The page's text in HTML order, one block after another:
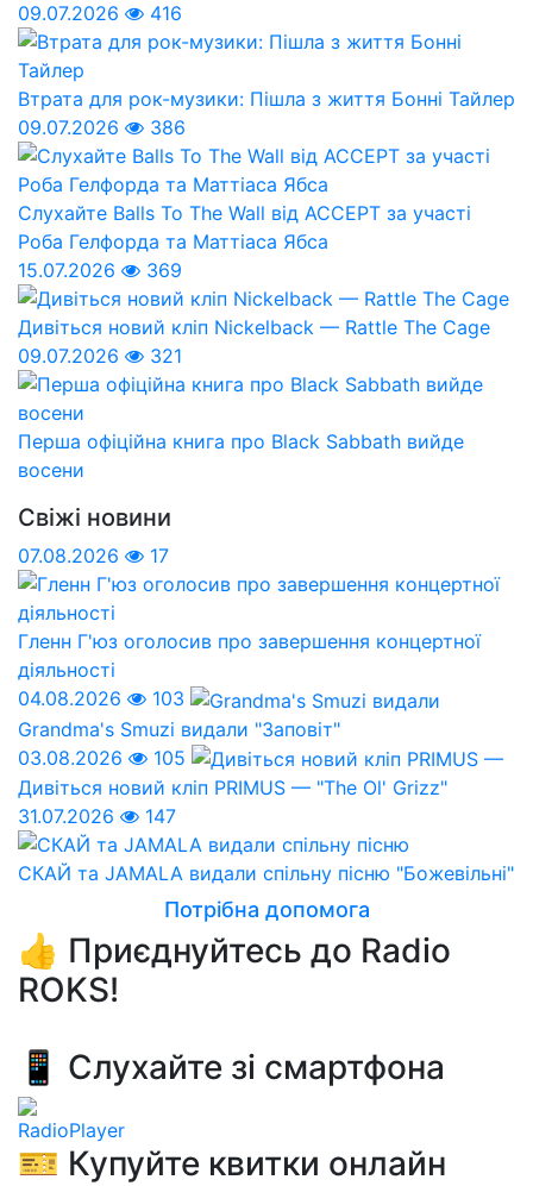
09.07.2026 416
Втрата для рок-музики: Пішла з життя Бонні Тайлер
09.07.2026
386
Слухайте Balls To The Wall від ACCEPT за участі
Роба Гелфорда та Маттіаса Ябса
15.07.2026
369
Дивіться новий кліп Nickelback — Rattle The Cage
09.07.2026
321
Перша офіційна книга про Black Sabbath вийде
восени
Свіжі новини
07.08.2026 17
Гленн Г'юз оголосив про завершення концертної
діяльності
04.08.2026
103
Grandma's Smuzi видали "Заповіт"
03.08.2026
105
Дивіться новий кліп PRIMUS — "The Ol' Grizz"
31.07.2026
147
СКАЙ та JAMALA видали спільну пісню "Божевільні"
Потрібна допомога
👍 Приєднуйтесь до Radio
ROKS!
📱 Слухайте зі смартфона
RadioPlayer
🎫 Купуйте квитки онлайн